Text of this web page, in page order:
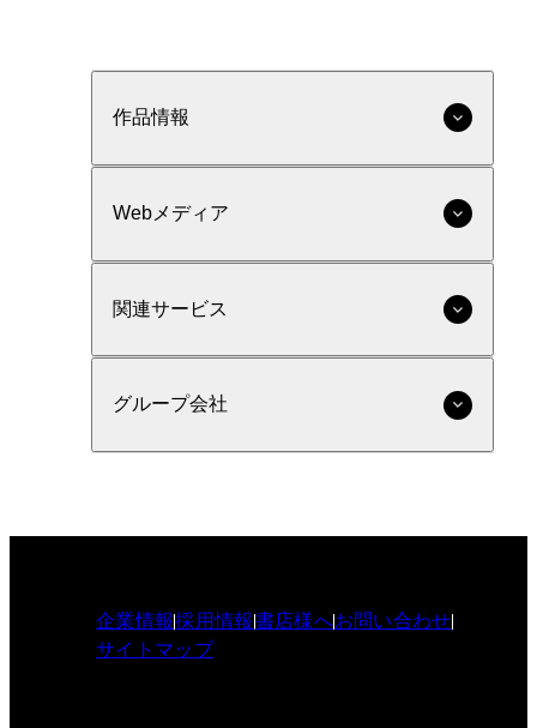
作品情報
Webメディア
関連サービス
グループ会社
企業情報採用情報書店様へお問い合わせ
サイトマップ